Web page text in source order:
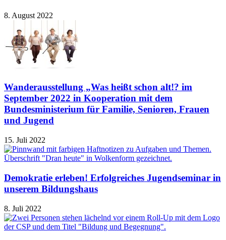
8. August 2022
Wanderausstellung „Was heißt schon alt!? im
September 2022 in Kooperation mit dem
Bundesministerium für Familie, Senioren, Frauen
und Jugend
15. Juli 2022
Demokratie erleben! Erfolgreiches Jugendseminar in
unserem Bildungshaus
8. Juli 2022